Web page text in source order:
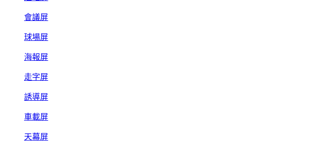
會議屏
球場屏
海報屏
走字屏
誘導屏
車載屏
天幕屏